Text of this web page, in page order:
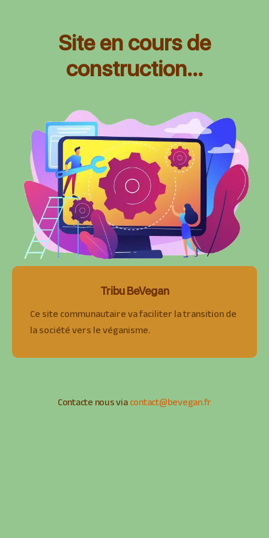
Site en cours de
construction...
Tribu BeVegan
Ce site communautaire va faciliter la transition de
la société vers le véganisme.
Contacte nous viacontact@bevegan.fr